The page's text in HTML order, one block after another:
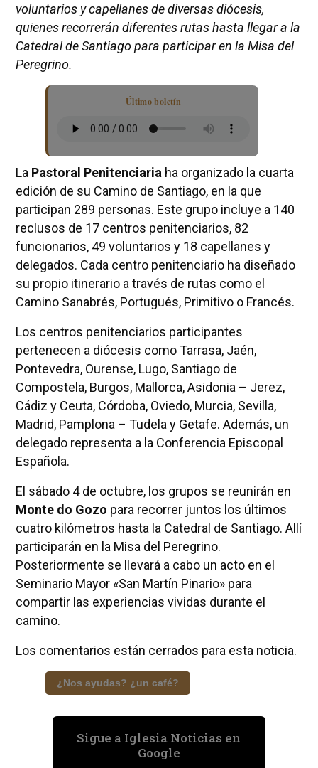
voluntarios y capellanes de diversas diócesis,
quienes recorrerán diferentes rutas hasta llegar a la
Catedral de Santiago para participar en la Misa del
Peregrino.
Último boletín
La Pastoral Penitenciaria ha organizado la cuarta
edición de su Camino de Santiago, en la que
participan 289 personas. Este grupo incluye a 140
reclusos de 17 centros penitenciarios, 82
funcionarios, 49 voluntarios y 18 capellanes y
delegados. Cada centro penitenciario ha diseñado
su propio itinerario a través de rutas como el
Camino Sanabrés, Portugués, Primitivo o Francés.
Los centros penitenciarios participantes
pertenecen a diócesis como Tarrasa, Jaén,
Pontevedra, Ourense, Lugo, Santiago de
Compostela, Burgos, Mallorca, Asidonia – Jerez,
Cádiz y Ceuta, Córdoba, Oviedo, Murcia, Sevilla,
Madrid, Pamplona – Tudela y Getafe. Además, un
delegado representa a la Conferencia Episcopal
Española.
El sábado 4 de octubre, los grupos se reunirán en
Monte do Gozo para recorrer juntos los últimos
cuatro kilómetros hasta la Catedral de Santiago. Allí
participarán en la Misa del Peregrino.
Posteriormente se llevará a cabo un acto en el
Seminario Mayor «San Martín Pinario» para
compartir las experiencias vividas durante el
camino.
Los comentarios están cerrados para esta noticia.
¿Nos ayudas? ¿un café?
Sigue a Iglesia Noticias en
Google